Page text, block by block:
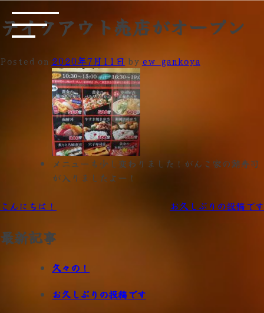
テイクアウト売店がオープン
Posted on 2020年7月11日 by ew_gankoya
メニューも少し変わりました！がんこ家の鯖寿司
が入りましたよー！
投
稿
ナ
こんにちは！ お久しぶりの投稿です
最新記事
久々の！
お久しぶりの投稿です